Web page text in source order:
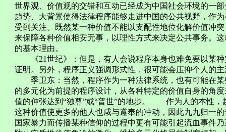
世界观、价值观的交错和互动已经成为中国社会环境的一
趋势、大背景使得法律程序能够走进中国的公共视野，作
受到关注。既然某一种价值不能以支配性地位化解价值冲
来保障各种价值相安无事，以理性方式来决定公共事务。
的基本理由。
《21世纪》：但是，有人会说程序本身也难免要以某种
证明。另外，程序正义强调形式性，很可能会压抑个人的
季卫东：当然，程序作为一种法律系统，也有可能在某
的多元化为前提的程序设计，从各种特定的价值自身的角
值的伸张达到“独尊”或“普世”的地步。 作为人的本性，
这种价值使更多的他人也咸与遵奉的冲动，因此九九归一
国家暴力而传播某种信仰的过程中更有可能引起流血事件